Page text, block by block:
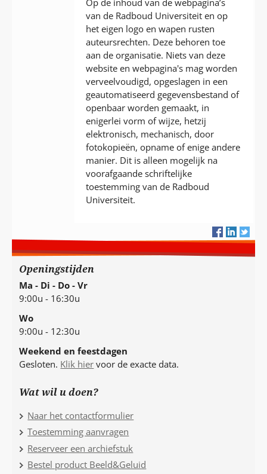
van de Radboud Universiteit en op
het eigen logo en wapen rusten
auteursrechten. Deze behoren toe
aan de organisatie. Niets van deze
website en webpagina's mag worden
verveelvoudigd, opgeslagen in een
geautomatiseerd gegevensbestand of
openbaar worden gemaakt, in
enigerlei vorm of wijze, hetzij
elektronisch, mechanisch, door
fotokopieën, opname of enige andere
manier. Dit is alleen mogelijk na
voorafgaande schriftelijke
toestemming van de Radboud
Universiteit.
Openingstijden
Ma - Di - Do - Vr
9:00u - 16:30u
Wo
9:00u - 12:30u
Weekend en feestdagen
Gesloten. Klik hier voor de exacte data.
Wat wil u doen?
Naar het contactformulier
Toestemming aanvragen
Reserveer een archiefstuk
Bestel product Beeld&Geluid